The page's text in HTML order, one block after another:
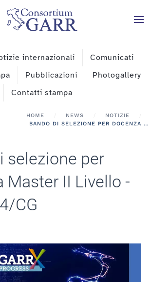
internazionali
Comunicati
Pubblicazioni
Photogallery
Contatti stampa
HOME NEWS
NOTIZIE
BANDO DI SELEZIONE PER DOCENZA MASTER II LIVELLO - U/279-14/CG
selezione per
Master II Livello -
CG